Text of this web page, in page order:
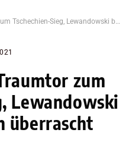
Lewandowski blass, Schweden überrascht Spanien
zum
Lewandowski
überrascht